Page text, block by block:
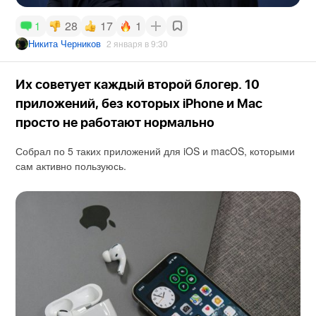
1 28 17 1
Никита Черников 2 января в 9:30
Их советует каждый второй блогер. 10
приложений, без которых iPhone и Mac
просто не работают нормально
Собрал по 5 таких приложений для iOS и macOS, которыми
сам активно пользуюсь.